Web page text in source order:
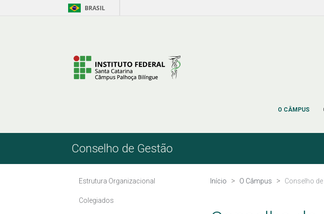
Pular para o Conteúdo BRASIL
O CÂMPUS
Conselho de Gestão
Estrutura Organizacional
Colegiados
Início O Câmpus Conselho